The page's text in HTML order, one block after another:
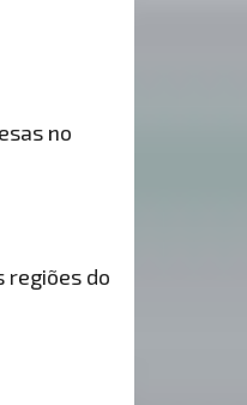
no
regiões do